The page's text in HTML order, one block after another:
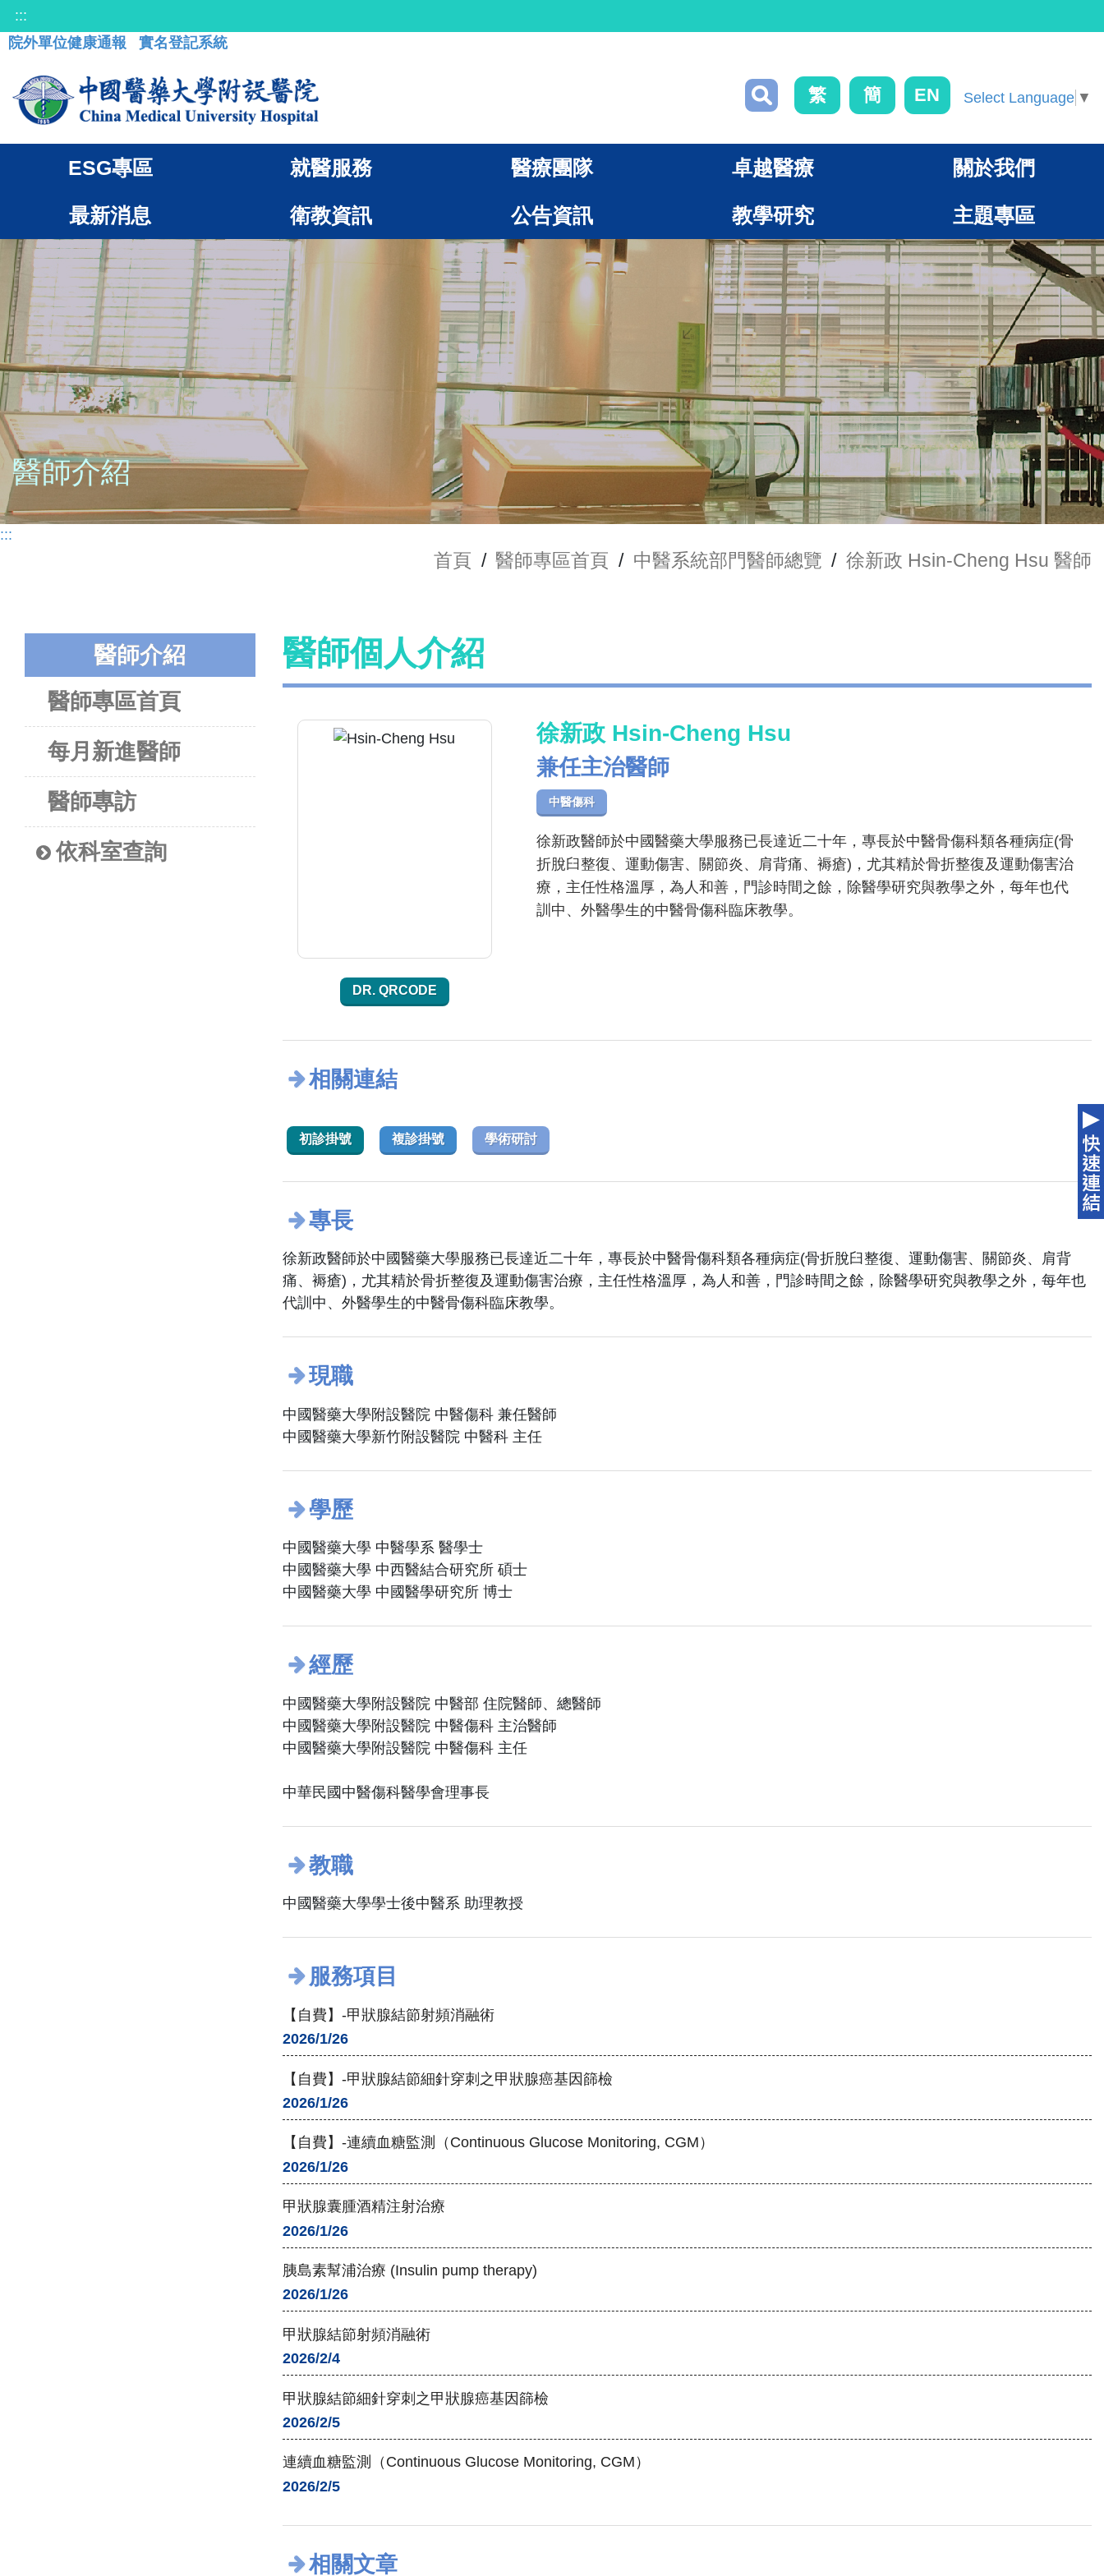
:::
院外單位健康通報
實名登記系統
繁 簡 EN Select Language ▼
ESG專區 就醫服務 醫療團隊 卓越醫療 關於我們
最新消息 衛教資訊 公告資訊 教學研究 主題專區
醫師介紹
:::
首頁 / 醫師專區首頁 / 中醫系統部門醫師總覽 / 徐新政 Hsin-Cheng Hsu 醫師
醫師介紹
醫師專區首頁
每月新進醫師
醫師專訪
依科室查詢
醫師個人介紹
DR. QRCODE
徐新政 Hsin-Cheng Hsu
兼任主治醫師
中醫傷科
徐新政醫師於中國醫藥大學服務已長達近二十年，專長於中醫骨傷科類各種病症(骨
折脫臼整復、運動傷害、關節炎、肩背痛、褥瘡)，尤其精於骨折整復及運動傷害治
療，主任性格溫厚，為人和善，門診時間之餘，除醫學研究與教學之外，每年也代
訓中、外醫學生的中醫骨傷科臨床教學。
相關連結
初診掛號 複診掛號 學術研討
專長
徐新政醫師於中國醫藥大學服務已長達近二十年，專長於中醫骨傷科類各種病症(骨折脫臼整復、運動傷害、關節炎、肩背
痛、褥瘡)，尤其精於骨折整復及運動傷害治療，主任性格溫厚，為人和善，門診時間之餘，除醫學研究與教學之外，每年也
代訓中、外醫學生的中醫骨傷科臨床教學。
現職
中國醫藥大學附設醫院 中醫傷科 兼任醫師
中國醫藥大學新竹附設醫院 中醫科 主任
學歷
中國醫藥大學 中醫學系 醫學士
中國醫藥大學 中西醫結合研究所 碩士
中國醫藥大學 中國醫學研究所 博士
經歷
中國醫藥大學附設醫院 中醫部 住院醫師、總醫師
中國醫藥大學附設醫院 中醫傷科 主治醫師
中國醫藥大學附設醫院 中醫傷科 主任
中華民國中醫傷科醫學會理事長
教職
中國醫藥大學學士後中醫系 助理教授
服務項目
【自費】-甲狀腺結節射頻消融術
2026/1/26
【自費】-甲狀腺結節細針穿刺之甲狀腺癌基因篩檢
2026/1/26
【自費】-連續血糖監測（Continuous Glucose Monitoring, CGM）
2026/1/26
甲狀腺囊腫酒精注射治療
2026/1/26
胰島素幫浦治療 (Insulin pump therapy)
2026/1/26
甲狀腺結節射頻消融術
2026/2/4
甲狀腺結節細針穿刺之甲狀腺癌基因篩檢
2026/2/5
連續血糖監測（Continuous Glucose Monitoring, CGM）
2026/2/5
相關文章